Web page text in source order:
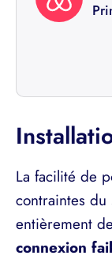
La facilité de
contraintes du
entièrement
connexion